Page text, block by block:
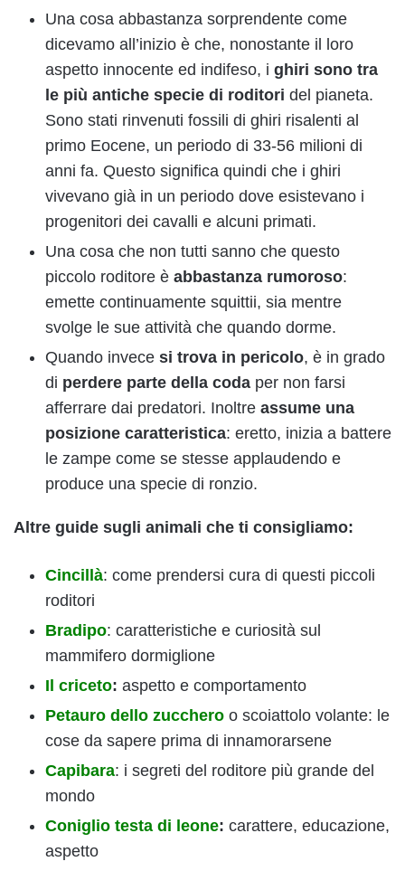
Una cosa abbastanza sorprendente come
dicevamo all’inizio è che, nonostante il loro
aspetto innocente ed indifeso, i ghiri sono tra
le più antiche specie di roditori del pianeta.
Sono stati rinvenuti fossili di ghiri risalenti al
primo Eocene, un periodo di 33-56 milioni di
anni fa. Questo significa quindi che i ghiri
vivevano già in un periodo dove esistevano i
progenitori dei cavalli e alcuni primati.
Una cosa che non tutti sanno che questo
piccolo roditore è abbastanza rumoroso:
emette continuamente squittii, sia mentre
svolge le sue attività che quando dorme.
Quando invece si trova in pericolo, è in grado
di perdere parte della coda per non farsi
afferrare dai predatori. Inoltre assume una
posizione caratteristica: eretto, inizia a battere
le zampe come se stesse applaudendo e
produce una specie di ronzio.
Altre guide sugli animali che ti consigliamo:
Cincillà: come prendersi cura di questi piccoli
roditori
Bradipo: caratteristiche e curiosità sul
mammifero dormiglione
Il criceto: aspetto e comportamento
Petauro dello zucchero o scoiattolo volante: le
cose da sapere prima di innamorarsene
Capibara: i segreti del roditore più grande del
mondo
Coniglio testa di leone: carattere, educazione,
aspetto